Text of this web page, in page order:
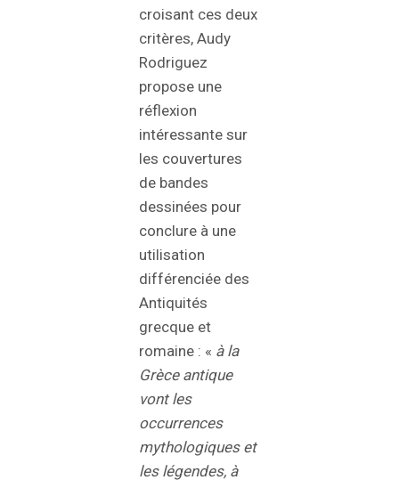
croisant ces deux
critères, Audy
Rodriguez
propose une
réflexion
intéressante sur
les couvertures
de bandes
dessinées pour
conclure à une
utilisation
différenciée des
Antiquités
grecque et
romaine : « à la
Grèce antique
vont les
occurrences
mythologiques et
les légendes, à